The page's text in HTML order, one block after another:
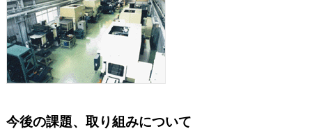
今後の課題、取り組みについて